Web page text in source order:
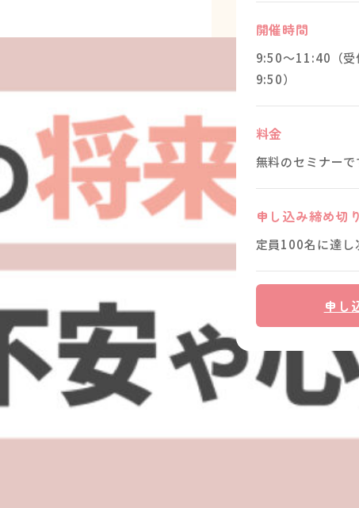
開催時間
9:50～11:40（
9:50）
料金
無料のセミナーで
申し込み締め切
定員100名に達し
申し